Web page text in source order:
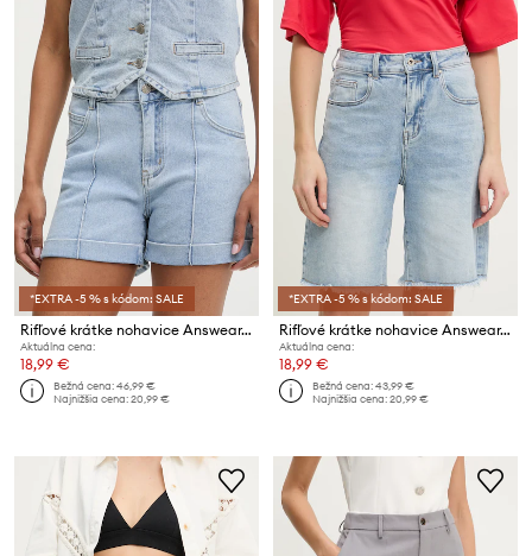
*EXTRA -5 % s kódom: SALE
Rifľové krátke nohavice Answear.LAB
Aktuálna cena:
18,99 €
Bežná cena:46,99 €
Najnižšia cena:20,99 €
*EXTRA -5 % s kódom: SALE
Rifľové krátke nohavice Answear.LAB
Aktuálna cena:
18,99 €
Bežná cena:43,99 €
Najnižšia cena:20,99 €